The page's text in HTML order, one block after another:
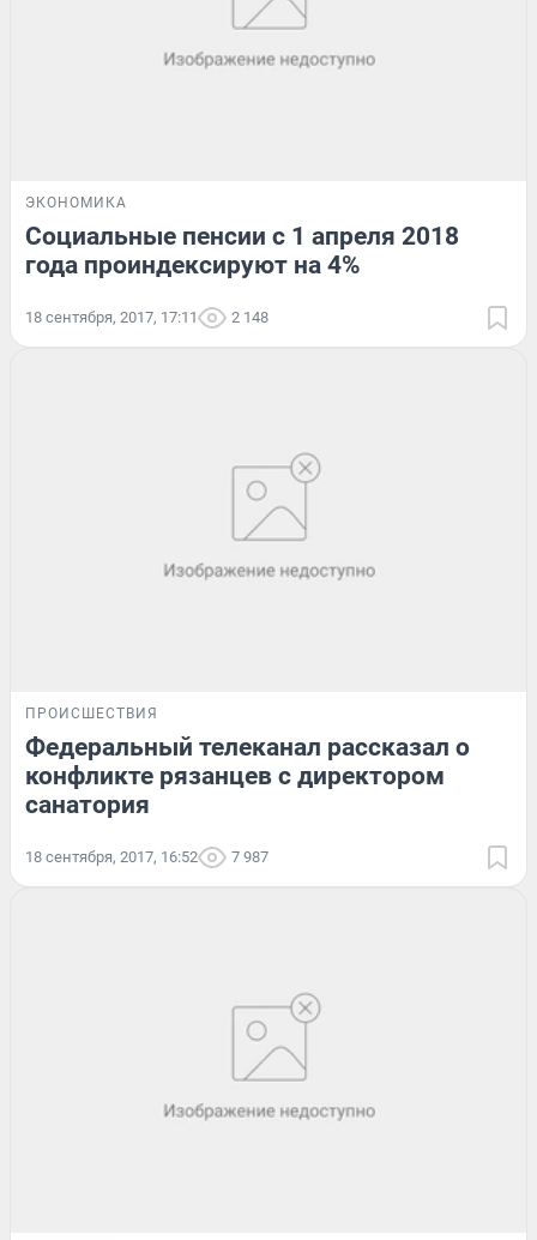
ЭКОНОМИКА
Социальные пенсии с 1 апреля 2018
года проиндексируют на 4%
18 сентября, 2017, 17:11 2 148
ПРОИСШЕСТВИЯ
Федеральный телеканал рассказал о
конфликте рязанцев с директором
санатория
18 сентября, 2017, 16:52 7 987